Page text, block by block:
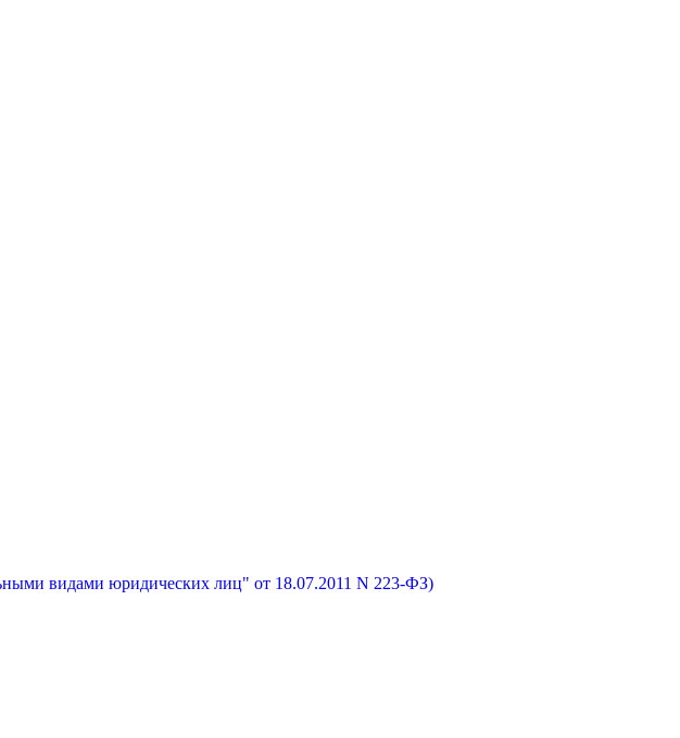
видами юридических лиц" от 18.07.2011 N 223-ФЗ)